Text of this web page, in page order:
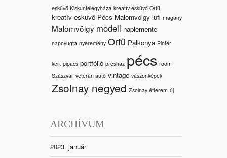
esküvő Kiskunfélegyháza kreatív esküvő Orfű
kreatív esküvő Pécs Malomvölgy lufi magány
Malomvölgy modell naplemente
napnyugta nyeremény Orfű Palkonya Pintér-
kert pipacs portfólió présház pécs room
Szászvár veterán autó vintage vászonképek
Zsolnay negyed Zsolnay étterem új
ARCHÍVUM
2023. január